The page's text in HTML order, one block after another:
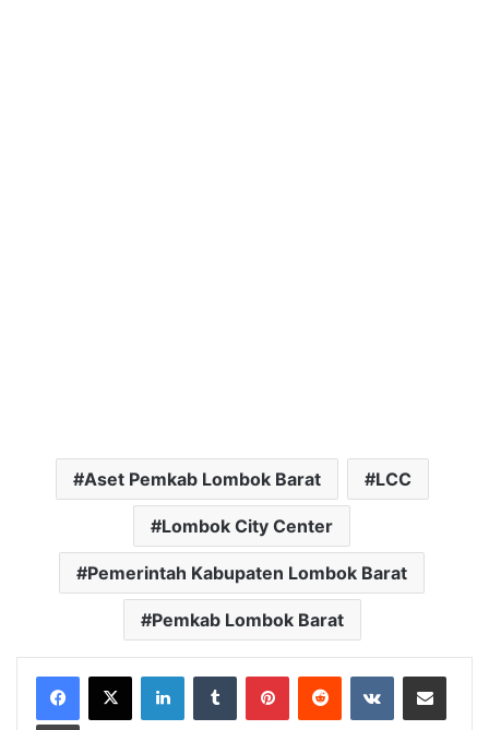
Aset Pemkab Lombok Barat LCC
Lombok City Center
Pemerintah Kabupaten Lombok Barat
Pemkab Lombok Barat
LinkedInTumblr PinterestReddit VKontakteBagikan Lewat Email
Cetak